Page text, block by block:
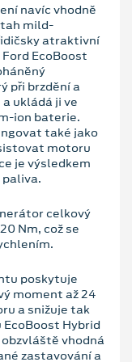
navíc vhodně
mild-
atraktivní
EcoBoost
při brzdění a
ukládá ji ve
ion baterie.
také jako
motoru
je výsledkem
celkový
Nm, což se
poskytuje
moment až 24
a snižuje tak
Hybrid
vhodná
zastavování a